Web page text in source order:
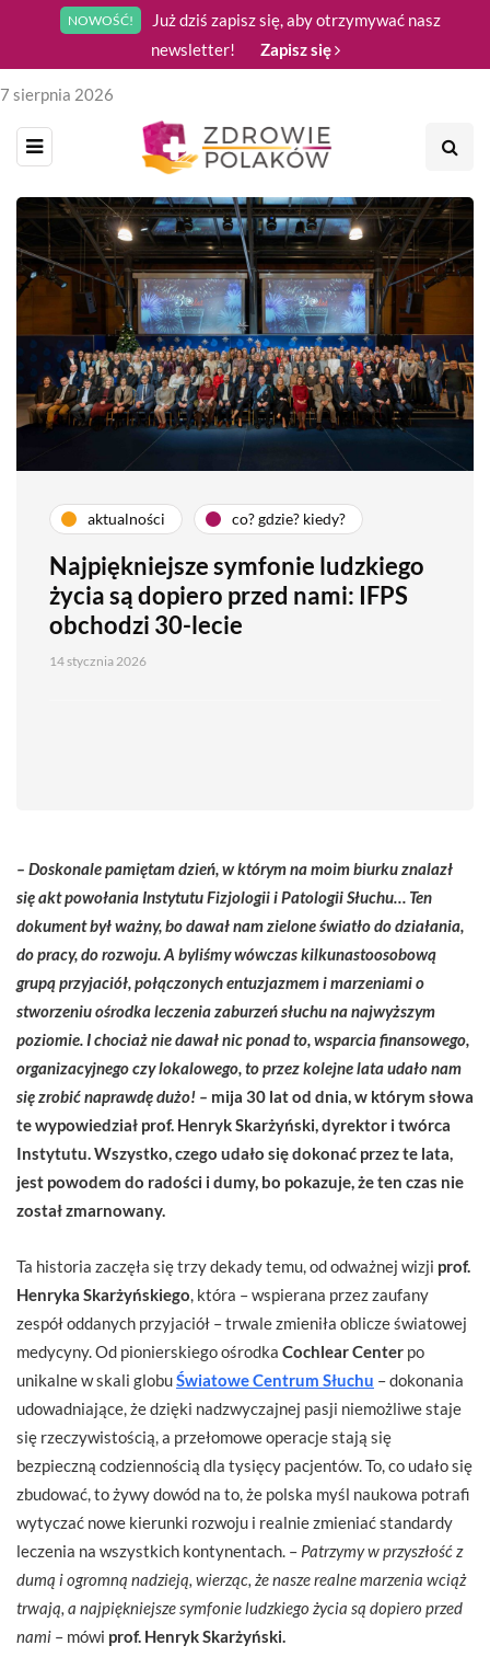
NOWOŚĆ!
Już dziś zapisz się, aby otrzymywać nasz
newsletter!
Zapisz się
7 sierpnia 2026
aktualności co? gdzie? kiedy?
Najpiękniejsze symfonie ludzkiego
życia są dopiero przed nami: IFPS
obchodzi 30-lecie
14 stycznia 2026
– Doskonale pamiętam dzień, w którym na moim biurku znalazł
się akt powołania Instytutu Fizjologii i Patologii Słuchu… Ten
dokument był ważny, bo dawał nam zielone światło do działania,
do pracy, do rozwoju. A byliśmy wówczas kilkunastoosobową
grupą przyjaciół, połączonych entuzjazmem i marzeniami o
stworzeniu ośrodka leczenia zaburzeń słuchu na najwyższym
poziomie. I chociaż nie dawał nic ponad to, wsparcia finansowego,
organizacyjnego czy lokalowego, to przez kolejne lata udało nam
się zrobić naprawdę dużo! – mija 30 lat od dnia, w którym słowa
te wypowiedział prof. Henryk Skarżyński, dyrektor i twórca
Instytutu. Wszystko, czego udało się dokonać przez te lata,
jest powodem do radości i dumy, bo pokazuje, że ten czas nie
został zmarnowany.
Ta historia zaczęła się trzy dekady temu, od odważnej wizji prof.
Henryka Skarżyńskiego , która – wspierana przez zaufany
zespół oddanych przyjaciół – trwale zmieniła oblicze światowej
medycyny. Od pionierskiego ośrodka Cochlear Center po
unikalne w skali globuŚwiatowe Centrum Słuchu – dokonania
udowadniające, że dzięki nadzwyczajnej pasji niemożliwe staje
się rzeczywistością, a przełomowe operacje stają się
bezpieczną codziennością dla tysięcy pacjentów. To, co udało się
zbudować, to żywy dowód na to, że polska myśl naukowa potrafi
wytyczać nowe kierunki rozwoju i realnie zmieniać standardy
leczenia na wszystkich kontynentach. – Patrzymy w przyszłość z
dumą i ogromną nadzieją, wierząc, że nasze realne marzenia wciąż
trwają, a najpiękniejsze symfonie ludzkiego życia są dopiero przed
nami – mówi prof. Henryk Skarżyński.